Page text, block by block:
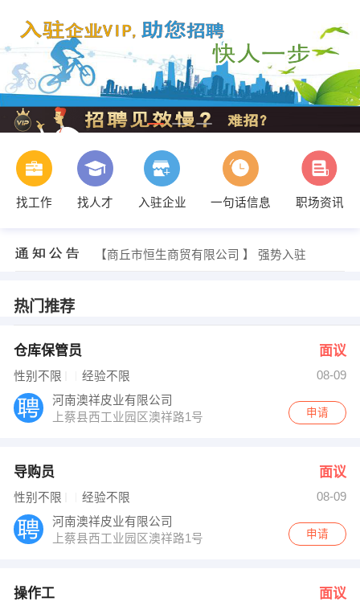
找工作 找人才 入驻企业 一句话信息 职场资讯
【商丘市恒生商贸有限公司 】 强势入驻
李小姐 发布 [养殖人员 ] 招聘信息
李女士 发布 [销售代表 ] 招聘信息
【商丘市恒生商贸有限公司 】 强势入驻
热门推荐
仓库保管员 面议
性别不限 经验不限
08-09
河南澳祥皮业有限公司
上蔡县西工业园区澳祥路1号
申请
导购员 面议
性别不限 经验不限
08-09
河南澳祥皮业有限公司
上蔡县西工业园区澳祥路1号
申请
操作工 面议